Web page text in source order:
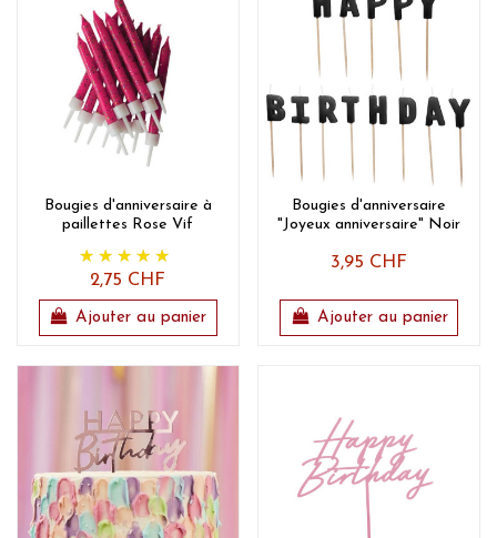
Bougies d'anniversaire à
paillettes Rose Vif
2,75 CHF
Ajouter au panier
Bougies d'anniversaire
"Joyeux anniversaire" Noir
3,95 CHF
Ajouter au panier